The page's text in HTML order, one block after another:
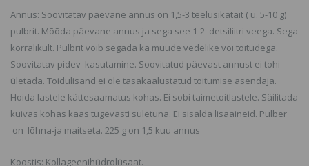
Annus: Soovitatav päevane annus on 1,5-3 teelusikatäit ( u. 5-10 g)
pulbrit. Mõõda päevane annus ja sega see 1-2 detsiliitri veega. Sega
korralikult. Pulbrit võib segada ka muude vedelike või toitudega.
Soovitatav pidev kasutamine. Soovitatud päevast annust ei tohi
ületada. Toidulisand ei ole tasakaalustatud toitumise asendaja.
Hoida lastele kättesaamatus kohas. Ei sobi taimetoitlastele. Säilitada
kuivas kohas kaas tugevasti suletuna. Ei sisalda lisaaineid. Pulber
on lõhna-ja maitseta. 225 g on 1,5 kuu annus
Koostis: Kollageenihüdrolüsaat.